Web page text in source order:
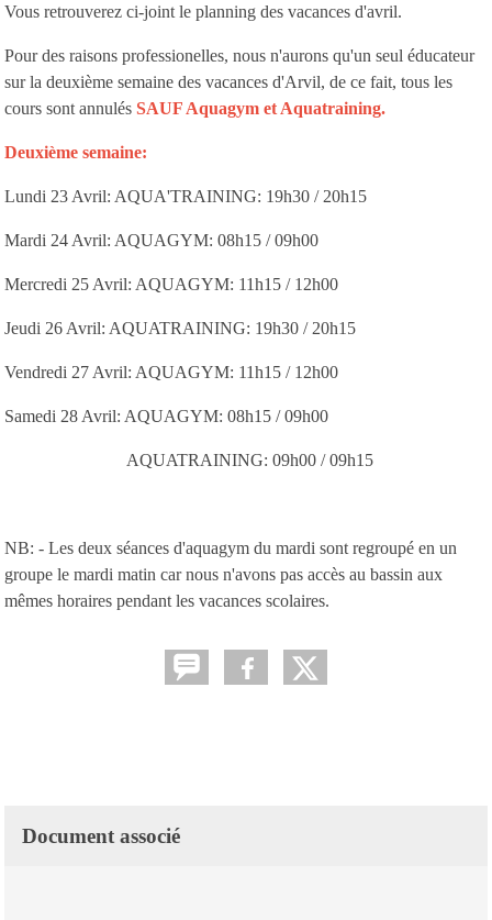
Vous retrouverez ci-joint le planning des vacances d'avril.
Pour des raisons professionelles, nous n'aurons qu'un seul éducateur
sur la deuxième semaine des vacances d'Arvil, de ce fait, tous les
cours sont annulés SAUF Aquagym et Aquatraining.
Deuxième semaine:
Lundi 23 Avril: AQUA'TRAINING: 19h30 / 20h15
Mardi 24 Avril: AQUAGYM: 08h15 / 09h00
Mercredi 25 Avril: AQUAGYM: 11h15 / 12h00
Jeudi 26 Avril: AQUATRAINING: 19h30 / 20h15
Vendredi 27 Avril: AQUAGYM: 11h15 / 12h00
Samedi 28 Avril: AQUAGYM: 08h15 / 09h00
AQUATRAINING: 09h00 / 09h15
NB: - Les deux séances d'aquagym du mardi sont regroupé en un
groupe le mardi matin car nous n'avons pas accès au bassin aux
mêmes horaires pendant les vacances scolaires.
Document associé